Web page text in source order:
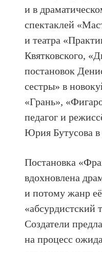
и в
спектаклей
и театра
Квятковского,
постановок
сестры» в
«Грань»,
педагог и
Юрия Бутусова
Постановка
вдохновлена
и потому жанр
«абсурдистский
Создатели
на процесс